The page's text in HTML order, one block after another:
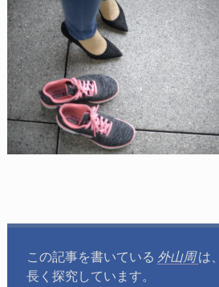
この記事を書いている 外山周は、
長く探究しています。